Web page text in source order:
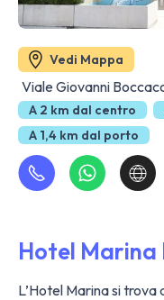
Vedi Mappa
Viale Giovanni
A 2 km dal centro
A 1,4 km dal porto
Hotel Marina
L’Hotel Marina si trova